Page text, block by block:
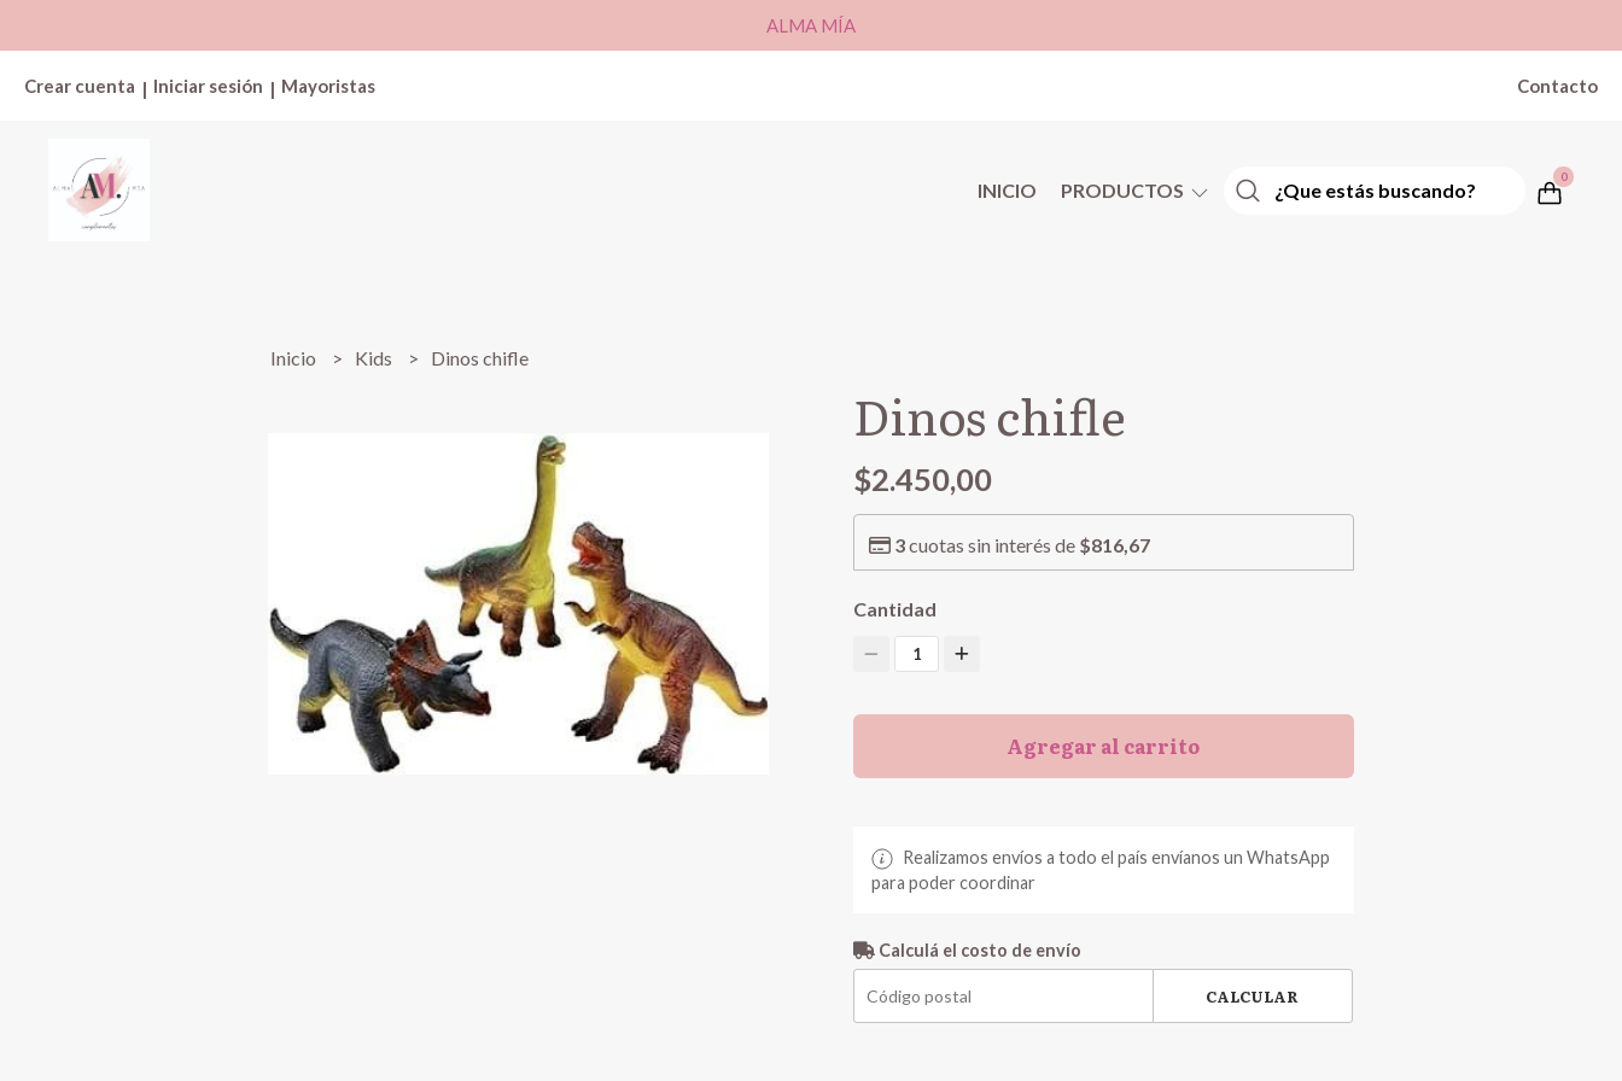
ALMA MÍA
Crear cuenta | Iniciar sesión | Mayoristas Contacto
INICIO PRODUCTOS
0
Inicio Kids Dinos chifle
Dinos chifle
$2.450,00
3cuotas sin interés de $816,67
Cantidad
1
Agregar al carrito
Realizamos envíos a todo el país envíanos un WhatsApp
para poder coordinar
Calculá el costo de envío
CALCULAR